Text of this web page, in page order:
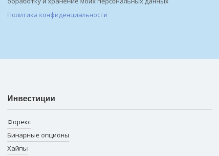
Политика конфиденциальности
Инвестиции
Форекс
Бинарные опционы
Хайпы